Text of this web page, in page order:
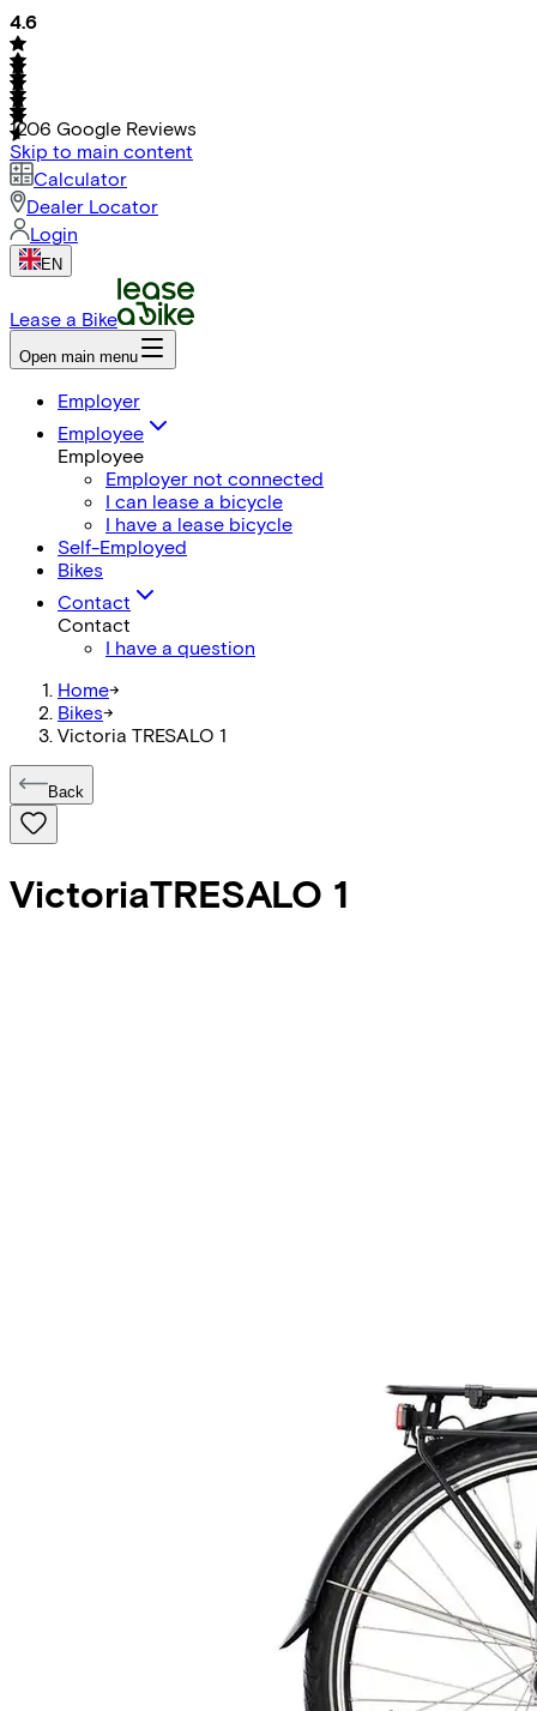
4.6
1206 Google Reviews
Skip to main content
Calculator
Dealer Locator
Login
EN
Lease a Bike
Open main menu
Employer
Employee
Employee
Employer not connected
I can lease a bicycle
I have a lease bicycle
Self-Employed
Bikes
Contact
Contact
I have a question
Home->
Bikes->
Victoria TRESALO 1
Back
VictoriaTRESALO 1